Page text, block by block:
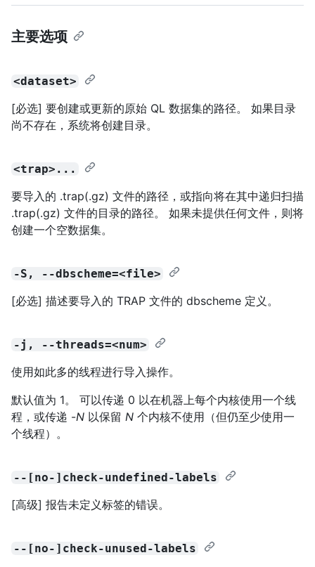
主要选项
<dataset>
[必选] 要创建或更新的原始 QL 数据集的路径。 如果目录
尚不存在，系统将创建目录。
<trap>...
要导入的 .trap(.gz) 文件的路径，或指向将在其中递归扫描
.trap(.gz) 文件的目录的路径。 如果未提供任何文件，则将
创建一个空数据集。
-S, --dbscheme=<file>
[必选] 描述要导入的 TRAP 文件的 dbscheme 定义。
-j, --threads=<num>
使用如此多的线程进行导入操作。
默认值为 1。 可以传递 0 以在机器上每个内核使用一个线
程，或传递 -N 以保留 N 个内核不使用（但仍至少使用一
个线程）。
--[no-]check-undefined-labels
[高级] 报告未定义标签的错误。
--[no-]check-unused-labels